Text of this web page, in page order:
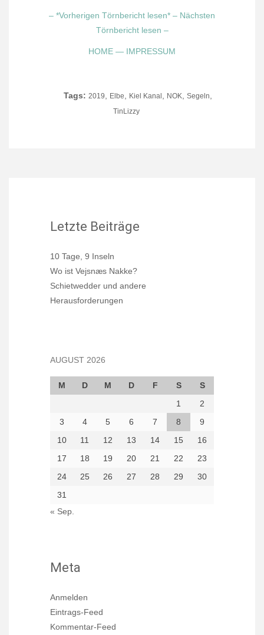
– *Vorherigen Törnbericht lesen* – Nächsten
Törnbericht lesen –
HOME — IMPRESSUM
Tags: 2019 Elbe Kiel Kanal NOK Segeln
TinLizzy
Letzte Beiträge
10 Tage, 9 Inseln
Wo ist Vejsnæs Nakke?
Schietwedder und andere
Herausforderungen
AUGUST 2026
M D M D F S
S
1
2
3
4 5 6 7 8
9
10
11 12 13 14 15
16
17
18 19 20 21 22
23
24
25 26 27 28 29
30
31
« Sep.
Meta
Anmelden
Eintrags-Feed
Kommentar-Feed